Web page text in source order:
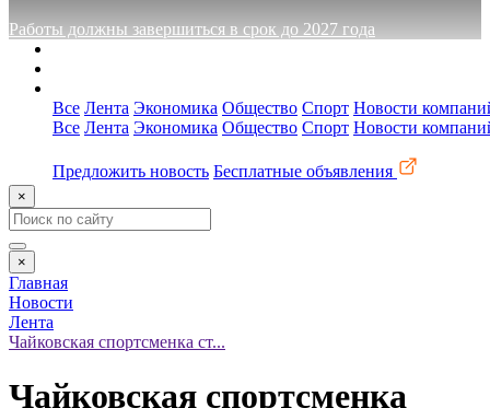
Работы должны завершиться в срок до 2027 года
Все Лента Экономика Общество Спорт Новости
Все Лента Экономика Общество Спорт Новости
Предложить новость Бесплатные объявления
×
×
Главная
Новости
Лента
Чайковская спортсменка ст...
Чайковская спортсменка